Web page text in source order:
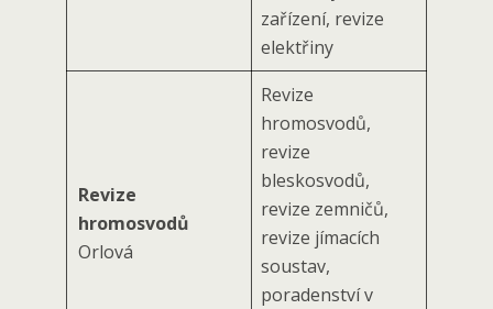
zařízení, revize
elektřiny
Revize
hromosvodů
Orlová
Revize
hromosvodů,
revize
bleskosvodů,
revize zemničů,
revize jímacích
soustav,
poradenství v